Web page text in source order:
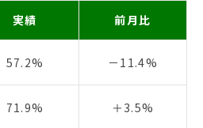
実績 前月比
57.2% －11.4%
71.9% ＋3.5%